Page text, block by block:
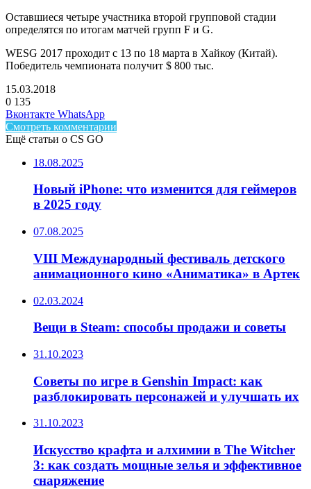
Оставшиеся четыре участника второй групповой стадии
определятся по итогам матчей групп F и G.
WESG 2017 проходит с 13 по 18 марта в Хайкоу (Китай).
Победитель чемпионата получит $ 800 тыс.
15.03.2018
0 135
Facebook
Twitter
LinkedIn
Вконтакте WhatsAppTelegram
Смотреть комментарии
Ещё статьи о CS GO
18.08.2025
Новый iPhone: что изменится для геймеров
в 2025 году
07.08.2025
VIII Международный фестиваль детского
анимационного кино «Аниматика» в Артек
02.03.2024
Вещи в Steam: способы продажи и советы
31.10.2023
Советы по игре в Genshin Impact: как
разблокировать персонажей и улучшать их
31.10.2023
Искусство крафта и алхимии в The Witcher
3: как создать мощные зелья и эффективное
снаряжение